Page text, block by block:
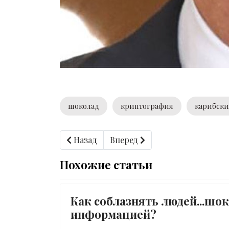
шоколад криптография
Предыдущий: Время, когда до третьей
Назад Следующий: Представляю
Вперед
Похожие статьи
Как соблазнять
информацией?